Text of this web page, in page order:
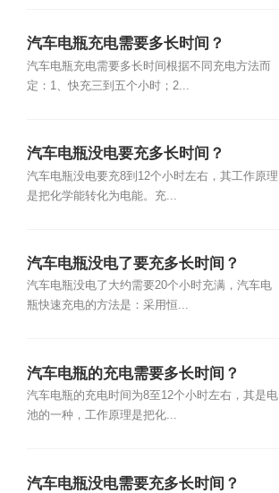
汽车电瓶充电需要多长时间？
汽车电瓶充电需要多长时间根据不同充电方法而
定：1、快充三到五个小时；2...
汽车电瓶没电要充多长时间？
汽车电瓶没电要充8到12个小时左右，其工作原理
是把化学能转化为电能。充...
汽车电瓶没电了要充多长时间？
汽车电瓶没电了大约需要20个小时充满，汽车电
瓶快速充电的方法是：采用恒...
汽车电瓶的充电需要多长时间？
汽车电瓶的充电时间为8至12个小时左右，其是电
池的一种，工作原理是把化...
汽车电瓶没电需要充多长时间？